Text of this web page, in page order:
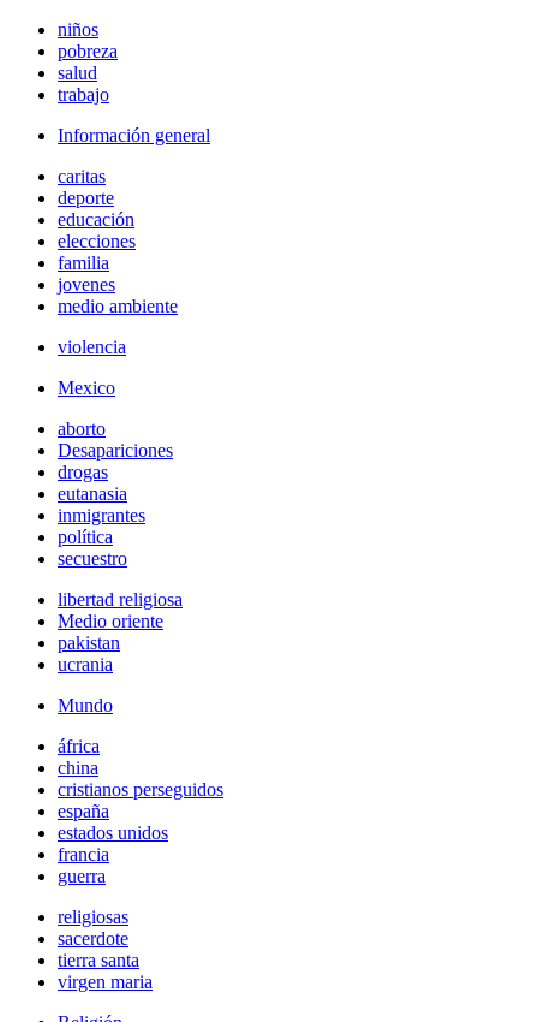
niños
pobreza
salud
trabajo
Información general
caritas
deporte
educación
elecciones
familia
jovenes
medio ambiente
violencia
Mexico
aborto
Desapariciones
drogas
eutanasia
inmigrantes
política
secuestro
libertad religiosa
Medio oriente
pakistan
ucrania
Mundo
áfrica
china
cristianos perseguidos
españa
estados unidos
francia
guerra
religiosas
sacerdote
tierra santa
virgen maria